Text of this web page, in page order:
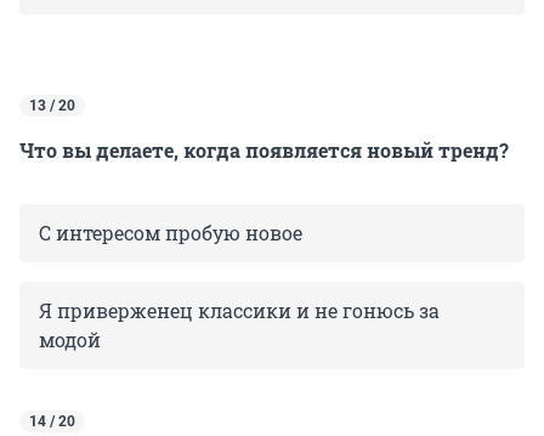
13 / 20
Что вы делаете, когда появляется новый тренд?
С интересом пробую новое
Я приверженец классики и не гонюсь за
модой
14 / 20